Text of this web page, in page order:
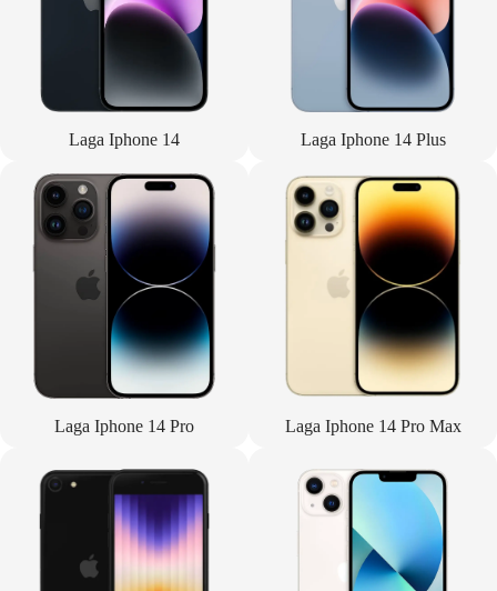
Laga Iphone 14 Laga Iphone 14 Plus
Laga Iphone 14 Pro Laga Iphone 14 Pro Max